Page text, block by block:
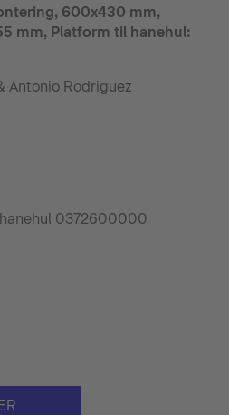
600x430 mm,
mm, Platform til hanehul:
Antonio Rodriguez
0372600000